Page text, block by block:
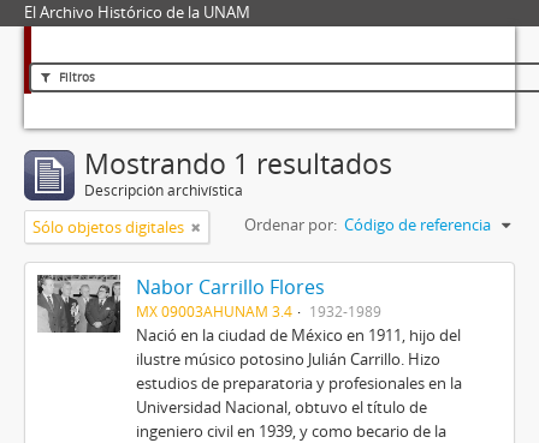
El Archivo Histórico de la UNAM
Filtros
Mostrando 1 resultados
Descripción archivística
Sólo objetos digitales Ordenar por: Código de referencia
Nabor Carrillo Flores
MX 09003AHUNAM 3.4 1932-1989
Nació en la ciudad de México en 1911, hijo del
ilustre músico potosino Julián Carrillo. Hizo
estudios de preparatoria y profesionales en la
Universidad Nacional, obtuvo el título de
ingeniero civil en 1939, y como becario de la